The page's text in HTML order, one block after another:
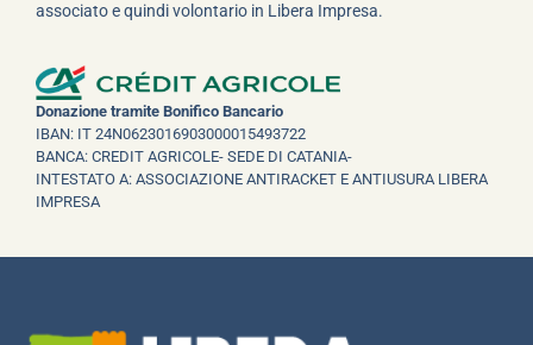
associato e quindi volontario in Libera Impresa.
Donazione tramite Bonifico Bancario
IBAN: IT 24N0623016903000015493722
BANCA: CREDIT AGRICOLE- SEDE DI CATANIA-
INTESTATO A: ASSOCIAZIONE ANTIRACKET E ANTIUSURA LIBERA
IMPRESA